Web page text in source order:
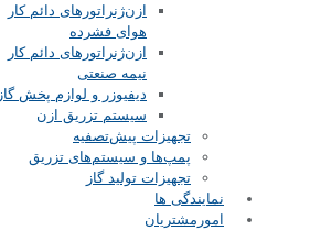
ازن‌ژنراتورهای دائم کار
هوای فشرده
ازن‌ژنراتورهای دائم کار
نیمه صنعتی
دیفیوزر و لوازم پخش گاز
سیستم تزریق ازن
تجهیزات پیش‌تصفیه
پمپ‌ها و سیستم‌های تزریق
تجهیزات تولید گاز
نمایندگی ها
امورمشتریان